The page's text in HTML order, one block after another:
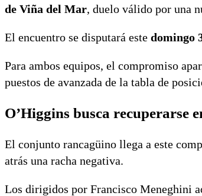
de Viña del Mar, duelo válido por una
El encuentro se disputará este domingo
Para ambos equipos, el compromiso
puestos de avanzada de la tabla de
O’Higgins busca recuperarse
El conjunto rancagüino llega a este
atrás una racha negativa.
Los dirigidos por Francisco Meneghini